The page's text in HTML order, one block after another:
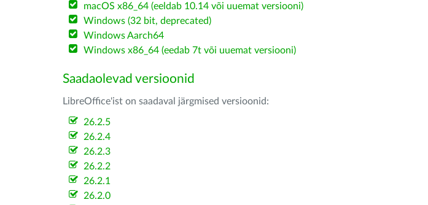
macOS x86_64 (eeldab 10.14 või uuemat versiooni)
Windows (32 bit, deprecated)
Windows Aarch64
Windows x86_64 (eedab 7t või uuemat versiooni)
Saadaolevad versioonid
LibreOffice'ist on saadaval järgmised versioonid:
26.2.5
26.2.4
26.2.3
26.2.2
26.2.1
26.2.0